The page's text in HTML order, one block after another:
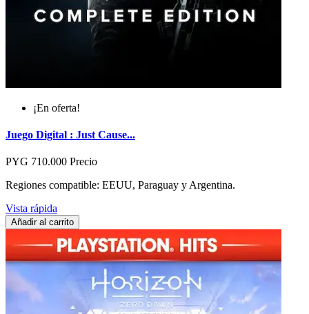
¡En oferta!
Juego Digital : Just Cause...
PYG 710.000 Precio
Regiones compatible: EEUU, Paraguay y Argentina.
Vista rápida
Añadir al carrito